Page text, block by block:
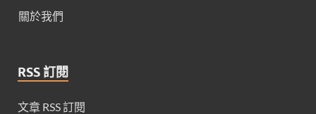
關於我們
RSS 訂閱
文章 RSS 訂閱